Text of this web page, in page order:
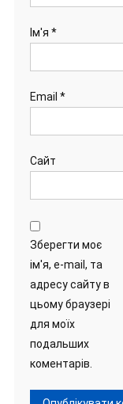
Ім'я *
Email *
Сайт
Зберегти моє
ім'я, e-mail, та
адресу сайту в
цьому браузері
для моїх
подальших
коментарів.